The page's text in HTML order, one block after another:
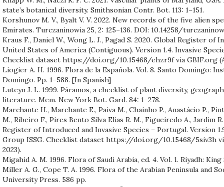
state’s botanical diversity. Smithsonian Contr. Bot. 113: 1–151.
Korshunov M. V., Byalt V. V. 2022. New records of the five alien
Emirates. Turczaninowia 25, 2: 125–136. DOI: 10.14258/
Kraus F., Daniel W., Wong L. J., Pagad S. 2020. Global Register of
United States of America (Contiguous). Version 1.4. Invasive
Checklist dataset https://doi.org/10.15468/ehzr9f via GBIF.org
Liogier A. H. 1996. Flora de la Española. Vol. 8. Santo Domingo:
Domingo. Pp. 1–588. [In Spanish]
Luteyn J. L. 1999. Páramos, a checklist of plant diversity,
literature. Mem. New York Bot. Gard. 84: 1–278.
Marchante H., Marchante E., Paiva M., Chainho P., Anastácio P.,
M., Ribeiro F., Pires Bento Silva Elias R. M., Figueiredo A., Jardim
Register of Introduced and Invasive Species – Portugal. Version
Group ISSG. Checklist dataset https://doi.org/10.15468/5siv3h
2023).
Migahid A. M. 1996. Flora of Saudi Arabia, ed. 4. Vol. 1. Riyadh:
Miller A. G., Cope T. A. 1996. Flora of the Arabian Peninsula and
University Press. 586 pp.